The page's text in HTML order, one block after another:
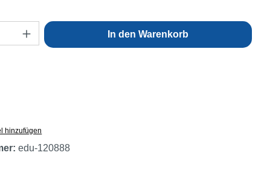
Gib den gewünschten Wert ein
In den Warenkorb
hinzufügen
edu-120888